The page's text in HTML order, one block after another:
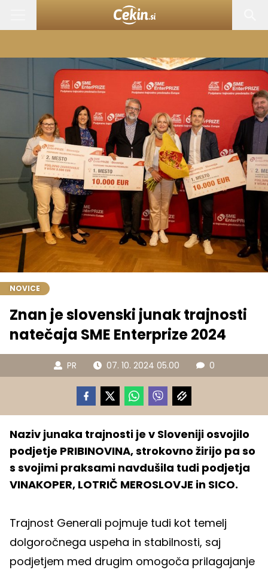
NOVICE
Znan je slovenski junak trajnosti
natečaja SME Enterprize 2024
PR 07. 10. 2024 05.00 0
Naziv junaka trajnosti je v Sloveniji osvojilo
podjetje PRIBINOVINA, strokovno žirijo pa so
s svojimi praksami navdušila tudi podjetja
VINAKOPER, LOTRIČ MEROSLOVJE in SICO.
Trajnost Generali pojmuje tudi kot temelj
dolgoročnega uspeha in stabilnosti, saj
podjetjem med drugim omogoča prilagajanje